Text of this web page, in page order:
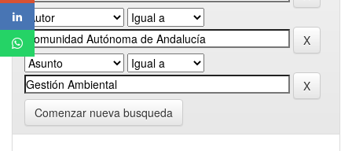
Comenzar nueva busqueda